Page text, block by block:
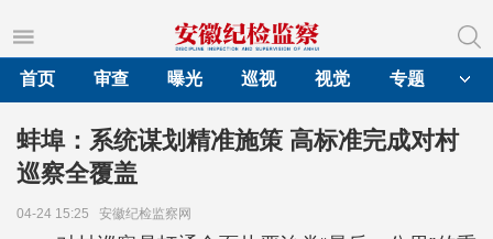
首页
审查 曝光 巡视 视觉 专题
蚌埠：系统谋划精准施策 高标准完成对村
巡察全覆盖
04-24 15:25 安徽纪检监察网